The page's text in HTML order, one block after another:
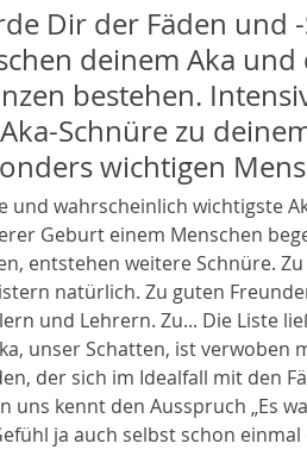
Dir der Fäden und
deinem Aka
bestehen.
Schnüre zu
wichtigen
und wahrscheinlich wichtigste
Geburt einem Menschen
entstehen weitere Schnüre.
natürlich. Zu guten
und Lehrern. Zu... Die Liste
unser Schatten, ist verwoben
der sich im Idealfall mit den
uns kennt den Ausspruch „Es
ja auch selbst schon